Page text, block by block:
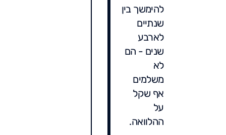
להימשך בין
שנתיים
לארבע
שנים - הם
לא
משלמים
אף שקל
על
ההלוואה.